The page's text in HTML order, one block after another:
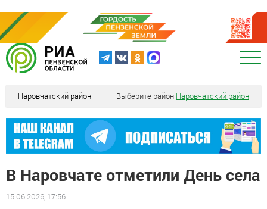
Наровчатский район Выберите район Наровчатский район
В Наровчате отметили День села
15.06.2026, 17:56